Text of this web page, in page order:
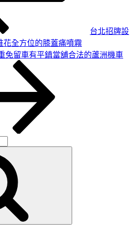
台北招牌設
花全方位的膝蓋痛噴霧
免留車有平鎮當舖合法的蘆洲機車